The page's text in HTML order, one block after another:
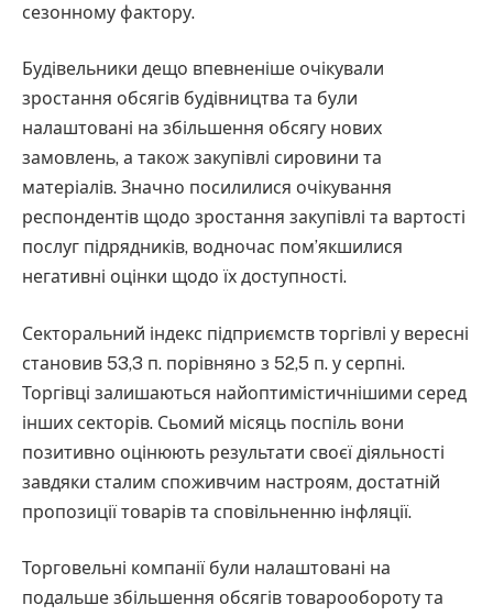
сезонному фактору.
Будівельники дещо впевненіше очікували
зростання обсягів будівництва та були
налаштовані на збільшення обсягу нових
замовлень, а також закупівлі сировини та
матеріалів. Значно посилилися очікування
респондентів щодо зростання закупівлі та вартості
послуг підрядників, водночас пом’якшилися
негативні оцінки щодо їх доступності.
Секторальний індекс підприємств торгівлі у вересні
становив 53,3 п. порівняно з 52,5 п. у серпні.
Торгівці залишаються найоптимістичнішими серед
інших секторів. Сьомий місяць поспіль вони
позитивно оцінюють результати своєї діяльності
завдяки сталим споживчим настроям, достатній
пропозиції товарів та сповільненню інфляції.
Торговельні компанії були налаштовані на
подальше збільшення обсягів товарообороту та